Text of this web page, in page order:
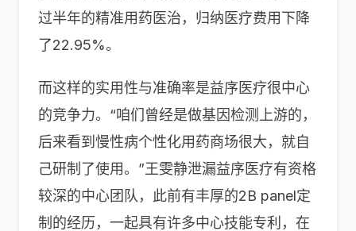
过半年的精准用药医治，归纳医疗费用下降
了22.95%。
而这样的实用性与准确率是益序医疗很中心
的竞争力。“咱们曾经是做基因检测上游的，
后来看到慢性病个性化用药商场很大，就自
己研制了使用。”王雯静泄漏益序医疗有资格
较深的中心团队，此前有丰厚的2B panel定
制的经历，一起具有许多中心技能专利，在